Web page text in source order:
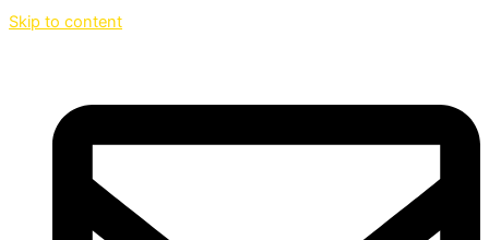
Skip to content